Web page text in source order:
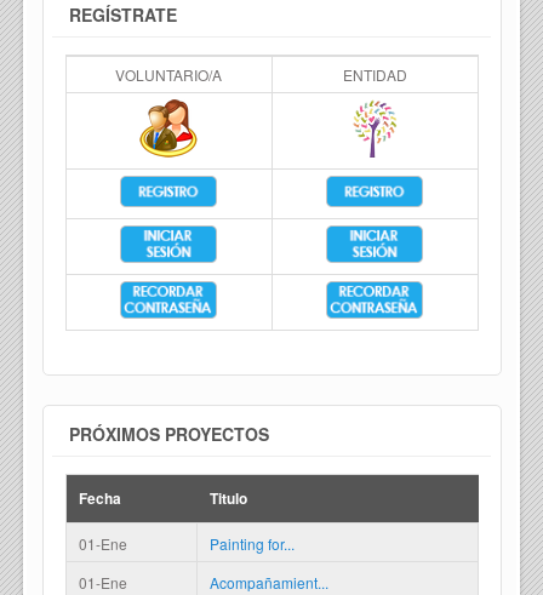
REGÍSTRATE
VOLUNTARIO/A ENTIDAD
PRÓXIMOS PROYECTOS
Fecha Titulo
01-Ene
Painting for...
01-Ene
Acompañamient...